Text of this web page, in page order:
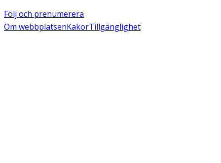
Följ och prenumerera
Om webbplatsenKakorTillgänglighet